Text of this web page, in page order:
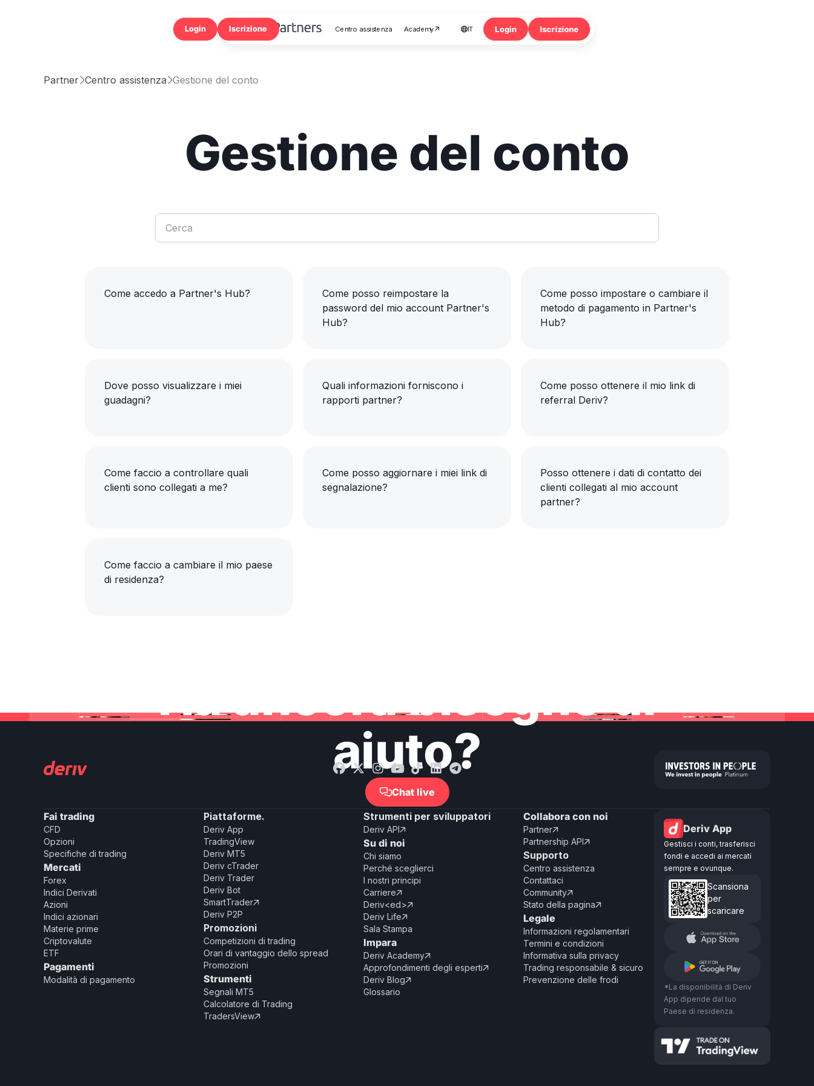
Centro assistenza Academy IT Login Iscrizione
Iscrizione
PartnerCentro assistenzaGestione del conto
Gestione del conto
Come accedo a Partner's Hub?
Come posso reimpostare la
password del mio account Partner's
Hub?
Come posso impostare o cambiare il
metodo di pagamento in Partner's
Hub?
Dove posso visualizzare i miei
guadagni?
Quali informazioni forniscono i
rapporti partner?
Come posso ottenere il mio link di
referral Deriv?
Come faccio a controllare quali
clienti sono collegati a me?
Come posso aggiornare i miei link di
segnalazione?
Posso ottenere i dati di contatto dei
clienti collegati al mio account
partner?
Come faccio a cambiare il mio paese
di residenza?
Ha ancora bisogno di
aiuto?
Chat live
Fai trading
CFD
Opzioni
Specifiche di trading
Mercati
Forex
Indici Derivati
Azioni
Indici azionari
Materie prime
Criptovalute
ETF
Pagamenti
Modalità di pagamento
Piattaforme.
Deriv App
TradingView
Deriv MT5
Deriv cTrader
Deriv Trader
Deriv Bot
SmartTrader
Deriv P2P
Promozioni
Competizioni di trading
Orari di vantaggio dello spread
Promozioni
Strumenti
Segnali MT5
Calcolatore di Trading
TradersView
Strumenti per sviluppatori
Deriv API
Su di noi
Chi siamo
Perché sceglierci
I nostri principi
Carriere
Deriv<ed>
Deriv Life
Sala Stampa
Impara
Deriv Academy
Approfondimenti degli esperti
Deriv Blog
Glossario
Collabora con noi
Partner
Partnership API
Supporto
Centro assistenza
Contattaci
Community
Stato della pagina
Legale
Informazioni regolamentari
Termini e condizioni
Informativa sulla privacy
Trading responsabile & sicuro
Prevenzione delle frodi
Deriv App
Gestisci i conti, trasferisci
fondi e accedi ai mercati
sempre e ovunque.
Scansiona
per
scaricare
*La disponibilità di Deriv
App dipende dal tuo
Paese di residenza.